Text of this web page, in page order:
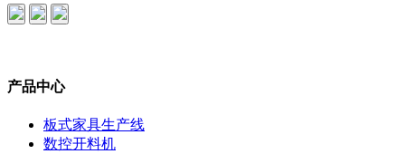
产品中心
板式家具生产线
数控开料机